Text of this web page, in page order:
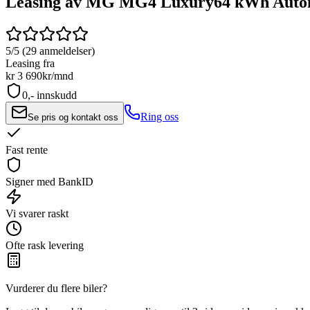
5/5 (29 anmeldelser)
Leasing fra
kr 3 690kr/mnd
0,- innskudd
Se pris og kontakt oss Ring oss
Fast rente
Signer med BankID
Vi svarer raskt
Ofte rask levering
Vurderer du flere biler?